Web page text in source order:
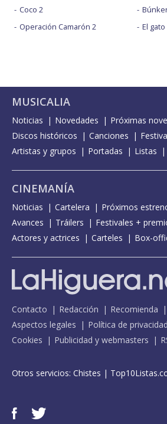
Coco 2
Operación Camarón 2
El
MUSICALIA
Noticias Novedades
Próximas
Discos históricos
Canciones
Artistas y grupos
Portadas Listas
CINEMANÍA
Noticias Cartelera Próximos
Avances
Tráilers
Festivales +
Actores y actrices
Carteles Box-
Contacto Redacción Recomienda
Aspectos legales
Política de privacidad
Cookies
Publicidad y webmasters
Otros servicios: Chistes |